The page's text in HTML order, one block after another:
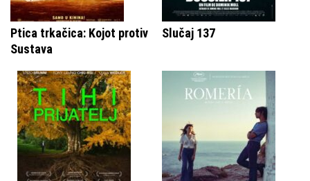
Ptica trkačica: Kojot protiv
Sustava
Slučaj 137